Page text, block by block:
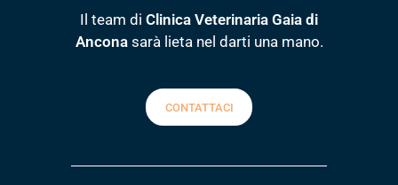
Il team di Clinica Veterinaria Gaia di
Anconasarà lieta nel darti una mano.
CONTATTACI